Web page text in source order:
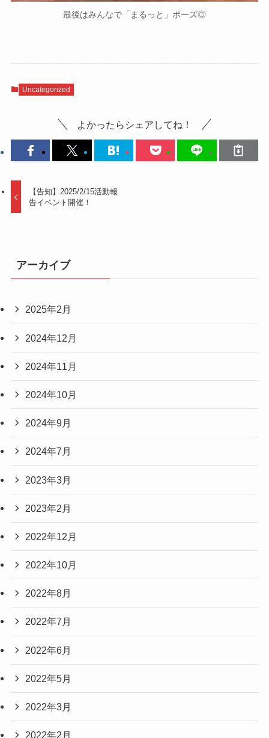
最後はみんなで「まるっと」ポーズ◎
Uncategorized
よかったらシェアしてね！
【告知】2025/2/15活動報
告イベント開催！
アーカイブ
2025年2月
2024年12月
2024年11月
2024年10月
2024年9月
2024年7月
2023年3月
2023年2月
2022年12月
2022年10月
2022年8月
2022年7月
2022年6月
2022年5月
2022年3月
2022年2月